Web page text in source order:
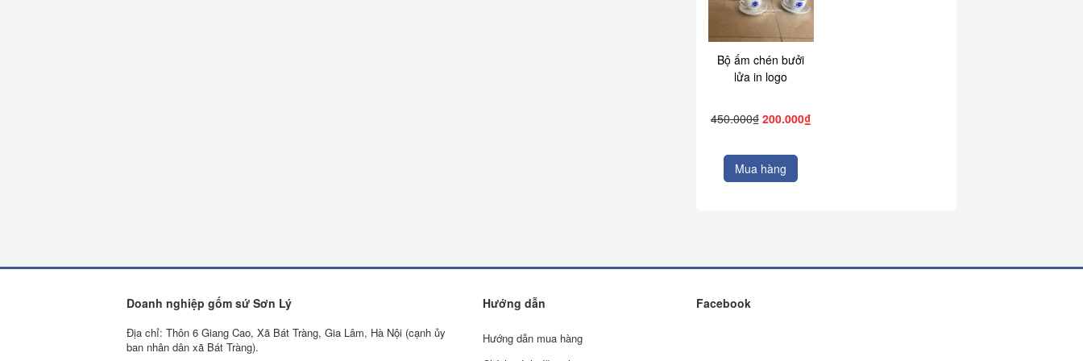
Bộ ấm chén bưởi
lửa in logo
450.000₫ 200.000₫
Mua hàng
Doanh nghiệp gốm sứ Sơn Lý
Địa chỉ: Thôn 6 Giang Cao, Xã Bát Tràng, Gia Lâm, Hà Nội (cạnh ủy
ban nhân dân xã Bát Tràng).
Hướng dẫn
Hướng dẫn mua hàng
Facebook